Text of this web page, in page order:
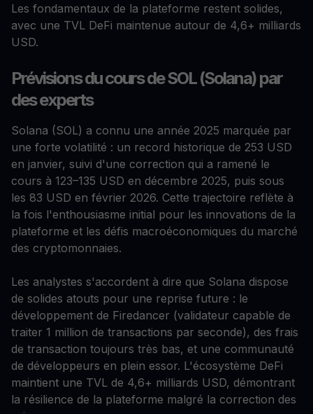
Les fondamentaux de la plateforme restent solides,
avec une TVL DeFi maintenue autour de 4,6+ milliards
USD.
Prévisions du cours de SOL (Solana) par
des experts
Solana (SOL) a connu une année 2025 marquée par
une forte volatilité : un record historique de 253 USD
en janvier, suivi d'une correction qui a ramené le
cours à 123–135 USD en décembre 2025, puis sous
les 83 USD en février 2026. Cette trajectoire reflète à
la fois l'enthousiasme initial pour les innovations de la
plateforme et les défis macroéconomiques du marché
des cryptomonnaies.
Les analystes s'accordent à dire que Solana dispose
de solides atouts pour une reprise future : le
développement de Firedancer (validateur capable de
traiter 1 million de transactions par seconde), des frais
de transaction toujours très bas, et une communauté
de développeurs en plein essor. L'écosystème DeFi
maintient une TVL de 4,6+ milliards USD, démontrant
la résilience de la plateforme malgré la correction des